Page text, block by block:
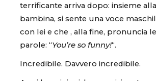
terrificante arriva dopo: insieme
bambina, si sente una voce
con lei e che , alla fine, pronuncia
parole: “You’re so funny!“.
Incredibile. Davvero incredibile.